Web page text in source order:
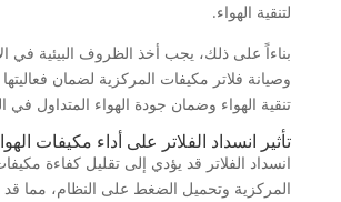
لتنقية الهواء.
بناءاً على ذلك، يجب أخذ الظروف البيئية في
وصيانة فلاتر مكيفات المركزية لضمان
تنقية الهواء وضمان جودة الهواء المتداول في
تأثير انسداد الفلاتر على أداء مكيفات
انسداد الفلاتر قد يؤدي إلى تقليل كفاءة
المركزية وتحميل الضغط على النظام، مما